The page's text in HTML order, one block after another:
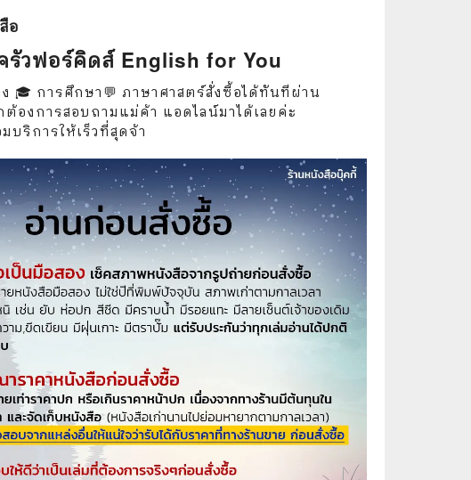
อ
รัวฟอร์คิดส์ English for You
🎓 การศึกษา💬 ภาษาศาสตร์สั่งซื้อได้ทันทีผ่าน
ต้องการสอบถามแม่ค้า แอดไลน์มาได้เลยค่ะ
บริการให้เร็วที่สุดจ้า
าม
🎶 Music & Movie
🧒 Children's Books
👪 Family and Relationships
🐕‍🦺 Animals
🏛️ Politics & Government
⚙️ Engineering & Transportation
⚖️ Law
👤 Biography
💃 Hobbies and Collectibles
🖋️ Literature and Fiction
🧳 Travel Literature